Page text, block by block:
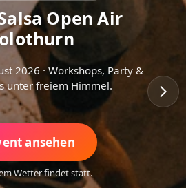
Open Air
2026 · Workshops, Party &
unter freiem Himmel.
ansehen
Wetter findet statt.